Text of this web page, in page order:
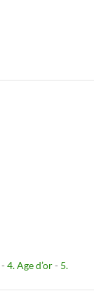
- 4. Age d’or- 5.